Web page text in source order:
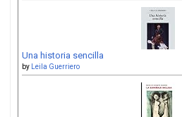
Una historia sencilla
by Leila Guerriero